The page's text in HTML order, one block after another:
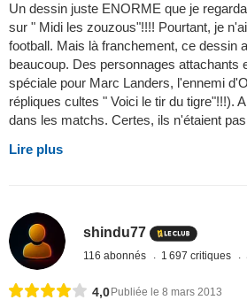
Un dessin juste ENORME que je
sur " Midi les zouzous"!!!! Pourtant, je
football. Mais là franchement, ce dessin
beaucoup. Des personnages attachants
spéciale pour Marc Landers, l'ennemi
répliques cultes " Voici le tir du tigre"!!!).
dans les matchs. Certes, ils n'étaient
Lire plus
shindu77
116 abonnés 1 697 critiques
4,0Publiée le 8 mars 2013